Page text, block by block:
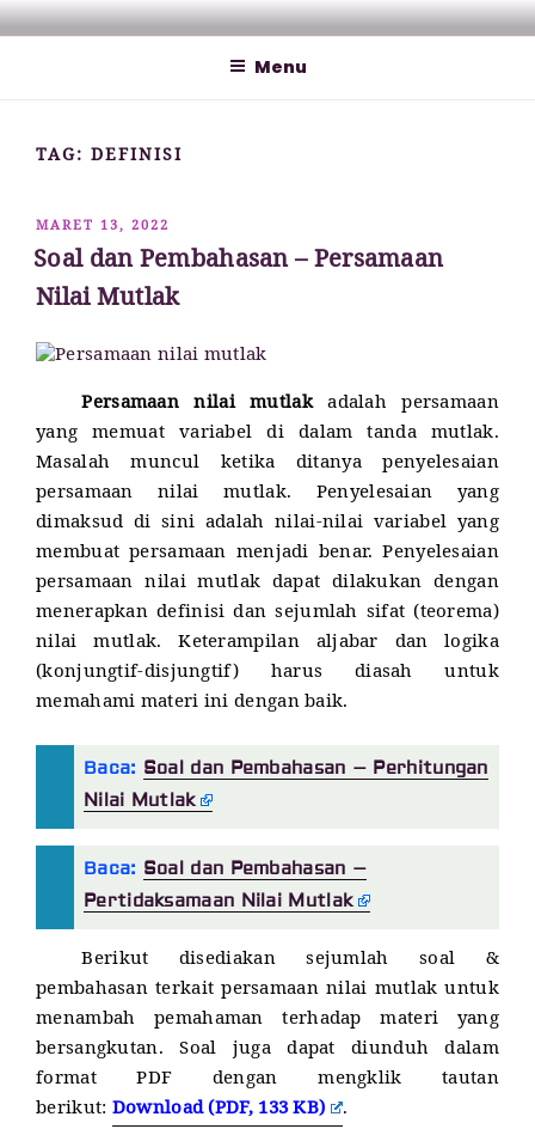
Lompat
ke MATHCYBER1997
Menu
TAG: DEFINISI
DIPOSKAN
PADA
MARET 13, 2022
Soal dan Pembahasan – Persamaan
Nilai Mutlak
Persamaan nilai mutlakadalah persamaan
yang memuat variabel di dalam tanda mutlak.
Masalah muncul ketika ditanya penyelesaian
persamaan nilai mutlak. Penyelesaian yang
dimaksud di sini adalah nilai-nilai variabel yang
membuat persamaan menjadi benar. Penyelesaian
persamaan nilai mutlak dapat dilakukan dengan
menerapkan definisi dan sejumlah sifat (teorema)
nilai mutlak. Keterampilan aljabar dan logika
(konjungtif-disjungtif) harus diasah untuk
memahami materi ini dengan baik.
Baca: Soal dan Pembahasan – Perhitungan
Nilai Mutlak
Baca: Soal dan Pembahasan –
Pertidaksamaan Nilai Mutlak
Berikut disediakan sejumlah soal &
pembahasan terkait persamaan nilai mutlak untuk
menambah pemahaman terhadap materi yang
bersangkutan. Soal juga dapat diunduh dalam
format PDF dengan mengklik tautan
berikut: Download (PDF, 133 KB) .